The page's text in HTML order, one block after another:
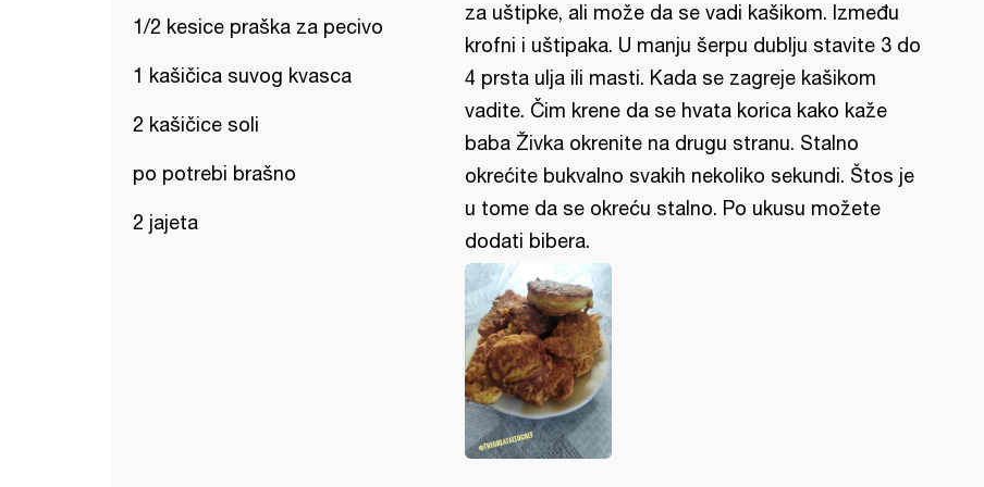
1/2 kesice praška za pecivo
1 kašičica suvog kvasca
2 kašičice soli
po potrebi brašno
2 jajeta
za uštipke, ali može da se vadi kašikom. Između
krofni i uštipaka. U manju šerpu dublju stavite 3 do
4 prsta ulja ili masti. Kada se zagreje kašikom
vadite. Čim krene da se hvata korica kako kaže
baba Živka okrenite na drugu stranu. Stalno
okrećite bukvalno svakih nekoliko sekundi. Štos je
u tome da se okreću stalno. Po ukusu možete
dodati bibera.